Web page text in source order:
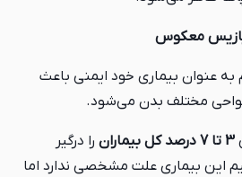
عنوان بیماری خود ایمنی باعث
نواحی مختلف بدن می‌شود.
3 تا 7 درصد کل بیماران
را درگیر
این بیماری علت مشخصی ندارد اما